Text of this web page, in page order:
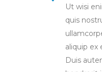
Ut wisi
quis
aliquip ex
Duis